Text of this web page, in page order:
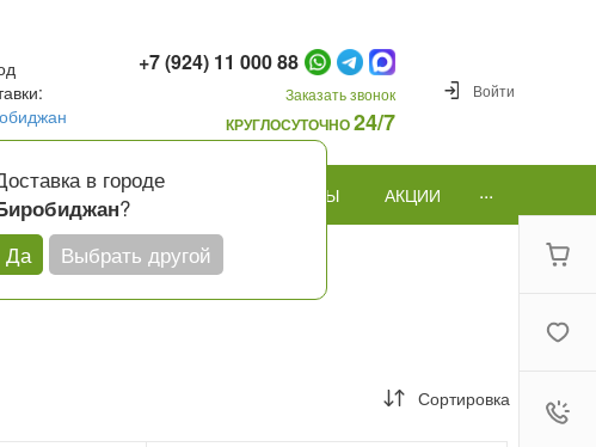
в городе
?
Да
Выбрать другой
+7 (924) 11 000 88
Заказать звонок
КРУГЛОСУТОЧНО24/7
Войти
КОМУ ПОВОД ПОДАРКИ И ШАРЫ АКЦИИ ...
Сортировка